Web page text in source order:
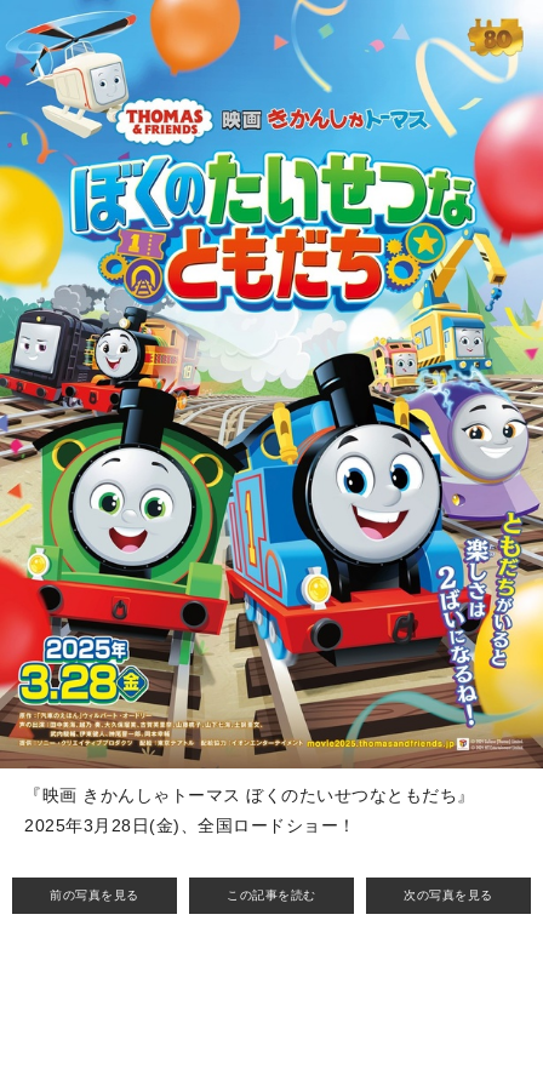
前の写真を見る この記事を読む 次の写真を見る
『映画 きかんしゃトーマス ぼくのたいせつなともだち』
2025年3⽉28⽇(⾦)、全国ロードショー！